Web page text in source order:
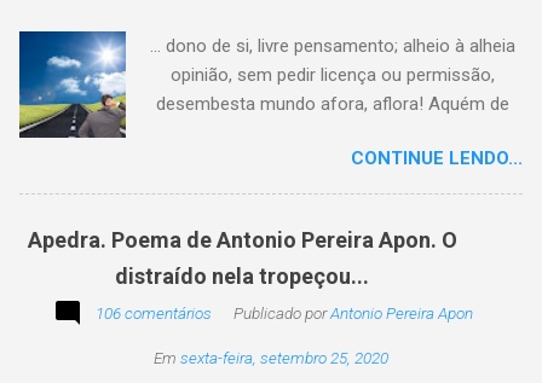
... dono de si, livre pensamento; alheio à alheia
opinião, sem pedir licença ou permissão,
desembesta mundo afora, aflora! Aquém de
sem pitaco, intromissão... Antonio Pereira
Apon. No blog Filosofando na vida , a
uma frase, verso,
poesia, pensamento, mensagem… Sobre uma
imagem postada a cada quinzena. Acima, a
participação na segunda edição dessa
CONTINUE LENDO...
Apedra. Poema de Antonio Pereira Apon. O
distraído nela tropeçou...
106 comentários Publicado porAntonio Pereira Apon
Em sexta-feira, setembro 25, 2020